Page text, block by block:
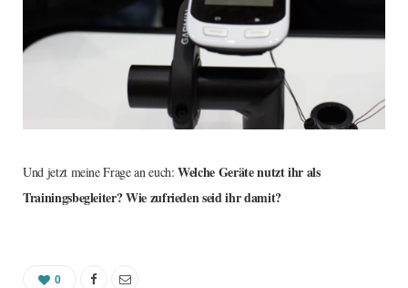
Und jetzt meine Frage an euch:Welche Geräte nutzt ihr als
Trainingsbegleiter? Wie zufrieden seid ihr damit?
0